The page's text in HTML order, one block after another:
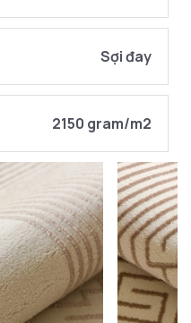
Sợi đay
2150 gram/m2